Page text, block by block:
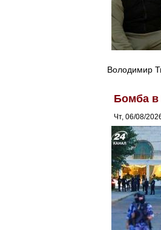
Володимир
Бомба в
Чт, 06/08/